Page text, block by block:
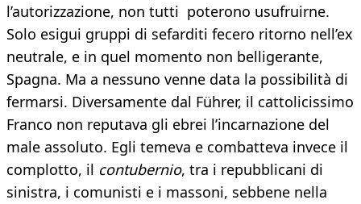
l’autorizzazione, non tutti poterono usufruirne.
Solo esigui gruppi di sefarditi fecero ritorno nell’ex
neutrale, e in quel momento non belligerante,
Spagna. Ma a nessuno venne data la possibilità di
fermarsi. Diversamente dal Führer, il cattolicissimo
Franco non reputava gli ebrei l’incarnazione del
male assoluto. Egli temeva e combatteva invece il
complotto, il contubernio, tra i repubblicani di
sinistra, i comunisti e i massoni, sebbene nella